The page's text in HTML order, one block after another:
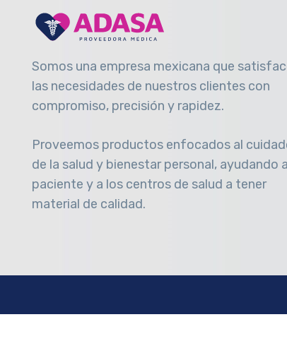
Somos una empresa mexicana que
las necesidades de nuestros clientes con
compromiso, precisión y rapidez.
Proveemos productos enfocados al
de la salud y bienestar personal, ayudando
paciente y a los centros de salud a tener
material de calidad.
Proveedora Médica Adasa© 2025 Todos